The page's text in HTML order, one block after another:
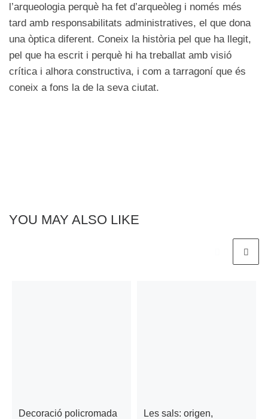
l’arqueologia perquè ha fet d’arqueòleg i només més
tard amb responsabilitats administratives, el que dona
una òptica diferent. Coneix la història pel que ha llegit,
pel que ha escrit i perquè hi ha treballat amb visió
crítica i alhora constructiva, i com a tarragoní que és
coneix a fons la de la seva ciutat.
YOU MAY ALSO LIKE
Decoració policromada
Les sals: origen,